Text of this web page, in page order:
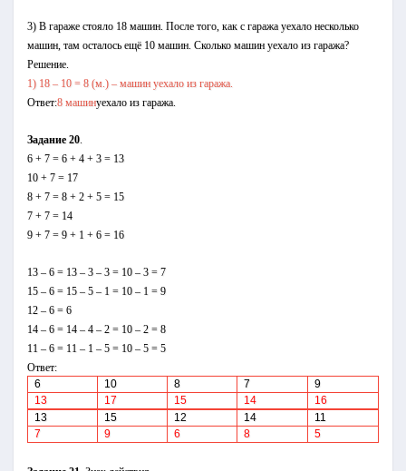
3) В гараже стояло 18 машин. После того, как с гаража уехало несколько
машин, там осталось ещё 10 машин. Сколько машин уехало из гаража?
Решение.
1) 18 – 10 = 8 (м.) – машин уехало из гаража.
Ответ:8 машинуехало из гаража.
Задание 20.
6 + 7 = 6 + 4 + 3 = 13
10 + 7 = 17
8 + 7 = 8 + 2 + 5 = 15
7 + 7 = 14
9 + 7 = 9 + 1 + 6 = 16
13 – 6 = 13 – 3 – 3 = 10 – 3 = 7
15 – 6 = 15 – 5 – 1 = 10 – 1 = 9
12 – 6 = 6
14 – 6 = 14 – 4 – 2 = 10 – 2 = 8
11 – 6 = 11 – 1 – 5 = 10 – 5 = 5
Ответ:
6
10 8 7
9
13
17 15 14
16
13
15 12 14
11
7
9 6 8 5